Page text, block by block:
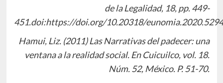
de la Legalidad, 18, pp. 449-
451.doi:https://doi.org/10.20318/eunomia.2020.5294
Hamui, Liz. (2011) Las Narrativas del padecer: una
ventana a la realidad social. En Cuicuilco, vol. 18.
Núm. 52, México. P. 51-70.